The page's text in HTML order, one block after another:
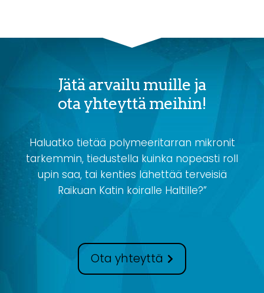
Jätä arvailu muille ja
ota yhteyttä meihin!
Haluatko tietää polymeeritarran mikronit
tarkemmin, tiedustella kuinka nopeasti roll
upin saa, tai kenties lähettää terveisiä
Raikuan Katin koiralle Haltille?”
Ota yhteyttä